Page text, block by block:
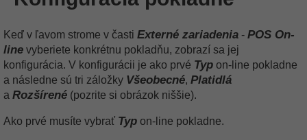
Keď v ľavom strome v časti Externé zariadenia - POS On-
line vyberiete konkrétnu pokladňu, zobrazí sa jej
konfigurácia. V konfigurácii je ako prvé Typ on-line pokladne
a následne sú tri záložky Všeobecné, Platidlá
a Rozšírené (pozrite si obrázok niššie).
Ako prvé musíte vybrať Typ on-line pokladne.